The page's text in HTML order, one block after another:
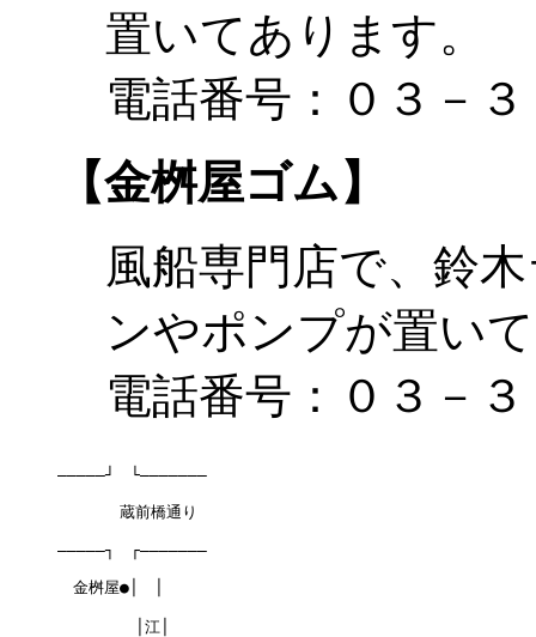
置いてあります。
電話番号：０３－
【金桝屋ゴム】
風船専門店で、鈴
ンやポンプが置い
電話番号：０３－
―――――┘　└―――――――
蔵前橋通り
―――――┐　┌―――――――
金桝屋●│　│
│江│